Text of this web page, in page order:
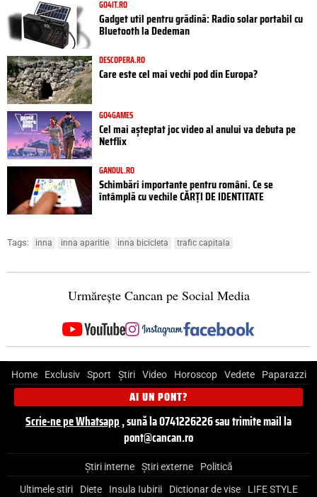
GO4IT.RO
Gadget util pentru grădină: Radio solar portabil cu
Bluetooth la Dedeman
DESCOPERA.RO
Care este cel mai vechi pod din Europa?
GO4GAMES
Cel mai așteptat joc video al anului va debuta pe
Netflix
GANDUL.RO
Schimbări importante pentru români. Ce se
întâmplă cu vechile CĂRȚI DE IDENTITATE
Tags: inna inna aparitie inna bicicleta trafic capitala
Urmărește Cancan pe Social Media
Home Exclusiv Sport Știri Video Horoscop Vedete Paparazzi
AI UN PONT?
Scrie-ne pe Whatsapp, sună la 0741226226 sau trimite mail la
pont@cancan.ro
Știri interne Știri externe
Politică
Ultimele stiri
Diete Insula Iubirii Dictionar de vise LIFE STYLE